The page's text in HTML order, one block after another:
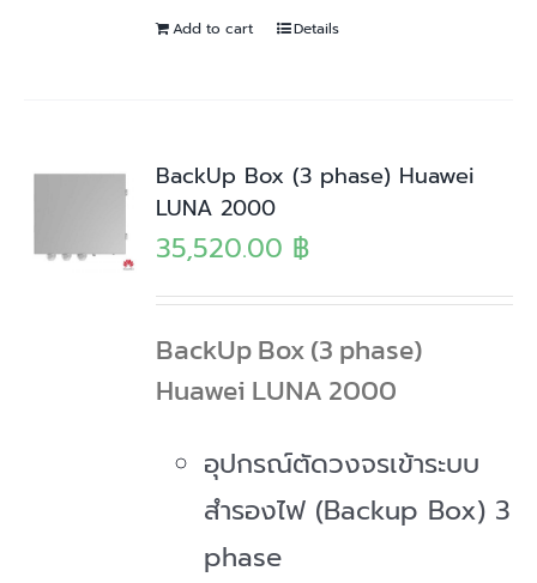
Add to cart Details
BackUp Box (3 phase) Huawei
LUNA 2000
35,520.00 ฿
BackUp Box (3 phase)
Huawei LUNA 2000
อุปกรณ์ตัดวงจรเข้าระบบ
สำรองไฟ (Backup Box) 3
phase